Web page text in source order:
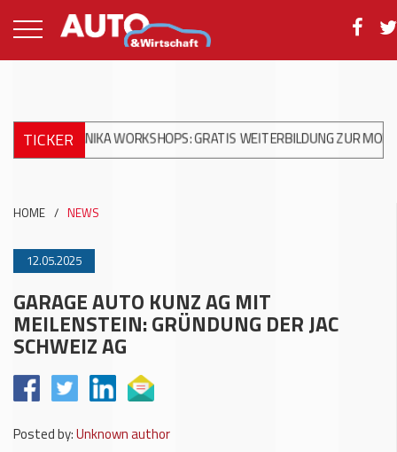
TICKERWORKSHOPS: GRATIS WEITERBILDUNG ZUR MODERNEN
HOME / NEWS
12.05.2025
GARAGE AUTO KUNZ AG MIT
MEILENSTEIN: GRÜNDUNG DER JAC
SCHWEIZ AG
Posted by:Unknown author